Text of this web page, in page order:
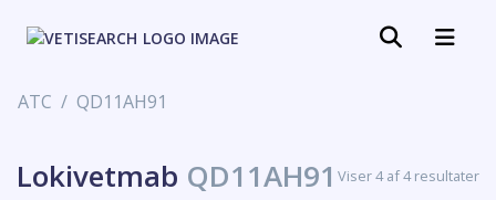
ATC QD11AH91
Lokivetmab QD11AH91 Viser 4 af 4 resultater